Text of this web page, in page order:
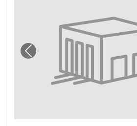
Vorheriges Bild für